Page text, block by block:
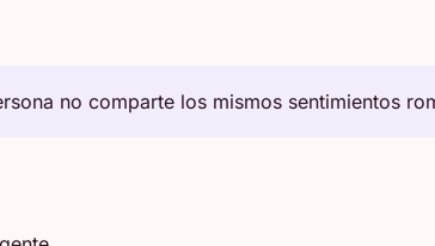
no comparte los mismos sentimientos